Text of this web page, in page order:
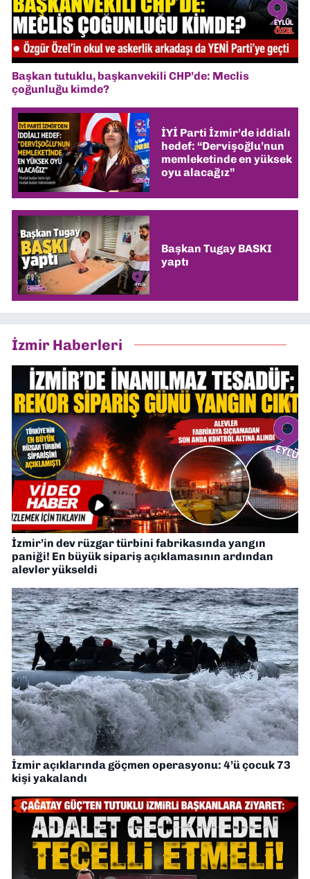
Başkan tutuklu, başkanvekili CHP’de: Meclis
çoğunluğu kimde?
İYİ Parti İzmir’de iddialı
hedef: “Dervişoğlu’nun
memleketinde en yüksek
oyu alacağız”
Başkan Tugay BASKI
yaptı
İzmir Haberleri
İzmir’in dev rüzgar türbini fabrikasında yangın
paniği! En büyük sipariş açıklamasının ardından
alevler yükseldi
İzmir açıklarında göçmen operasyonu: 4’ü çocuk 73
kişi yakalandı